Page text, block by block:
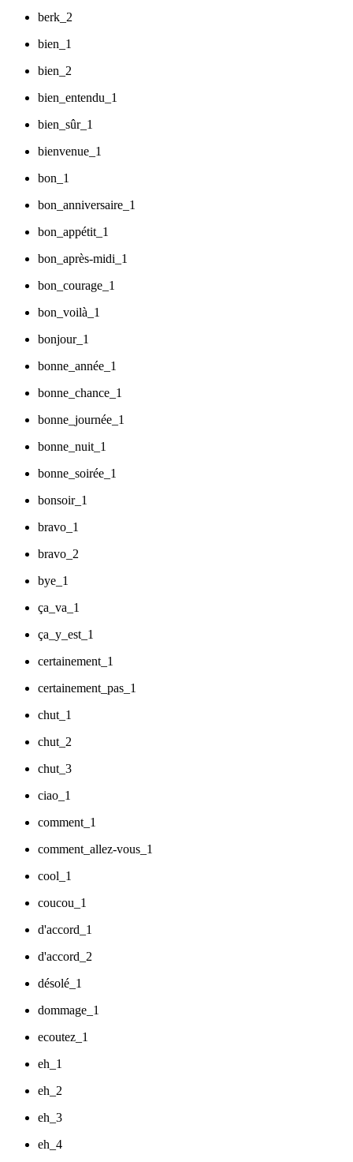
berk_2
bien_1
bien_2
bien_entendu_1
bien_sûr_1
bienvenue_1
bon_1
bon_anniversaire_1
bon_appétit_1
bon_après-midi_1
bon_courage_1
bon_voilà_1
bonjour_1
bonne_année_1
bonne_chance_1
bonne_journée_1
bonne_nuit_1
bonne_soirée_1
bonsoir_1
bravo_1
bravo_2
bye_1
ça_va_1
ça_y_est_1
certainement_1
certainement_pas_1
chut_1
chut_2
chut_3
ciao_1
comment_1
comment_allez-vous_1
cool_1
coucou_1
d'accord_1
d'accord_2
désolé_1
dommage_1
ecoutez_1
eh_1
eh_2
eh_3
eh_4